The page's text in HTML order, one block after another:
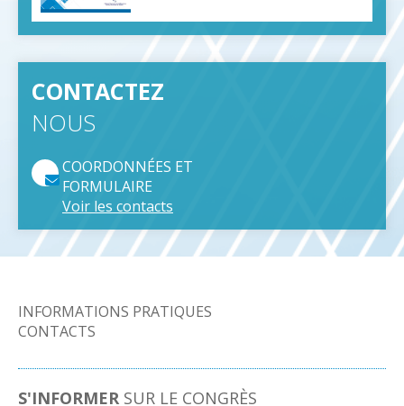
CONTACTEZ
NOUS
COORDONNÉES ET
FORMULAIRE
Voir les contacts
NAVIGATION
PRINCIPALE
INFORMATIONS PRATIQUES
CONTACTS
S'INFORMER SUR LE CONGRÈS